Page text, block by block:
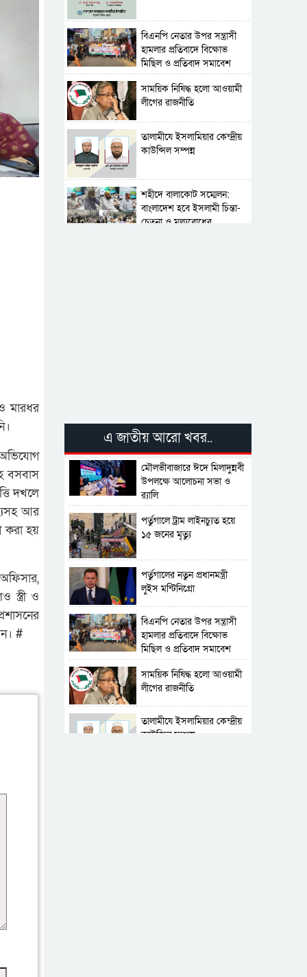
মারধর
বসবাস
দখলে
আর
করা হয়
স্ত্রী ও
#
বিএনপি নেতার উপর সন্ত্রাসী
হামলার প্রতিবাদে বিক্ষোভ
মিছিল ও প্রতিবাদ সমাবেশ
সাময়িক নিষিদ্ধ হলো আওয়ামী
লীগের রাজনীতি
‎তালামীযে ইসলামিয়ার কেন্দ্রীয়
কাউন্সিল সম্পন্ন
শহীদে বালাকোট সম্মেলন:
বাংলাদেশ হবে ইসলামী চিন্তা-
চেতনা ও মূল্যবোধের
এ জাতীয় আরো খবর..
মৌলভীবাজারে ঈদে মিলাদুন্নবী
উপলক্ষে আলোচনা সভা ও
র‍্যালি
পর্তুগালে ট্রাম লাইনচ্যুত হয়ে
১৫ জনের মৃত্যু
পর্তুগালের নতুন প্রধানমন্ত্রী
লুইস মন্টিনিগ্রো
বিএনপি নেতার উপর সন্ত্রাসী
হামলার প্রতিবাদে বিক্ষোভ
মিছিল ও প্রতিবাদ সমাবেশ
সাময়িক নিষিদ্ধ হলো আওয়ামী
লীগের রাজনীতি
‎তালামীযে ইসলামিয়ার কেন্দ্রীয়
কাউন্সিল সম্পন্ন